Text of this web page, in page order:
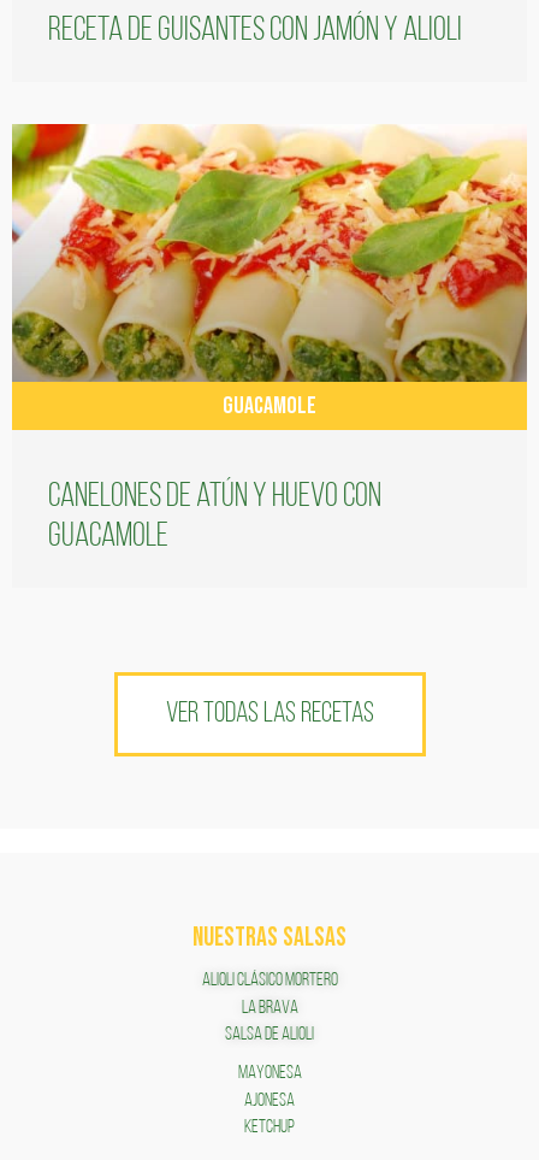
Receta de guisantes con jamón y alioli
GUACAMOLE
Canelones de atún y huevo con
guacamole
VER TODAS LAS RECETAS
NUESTRAS SALSAS
ALIOLI CLÁSICO MORTERO
LA BRAVA
SALSA DE ALIOLI
MAYONESA
AJONESA
KETCHUP